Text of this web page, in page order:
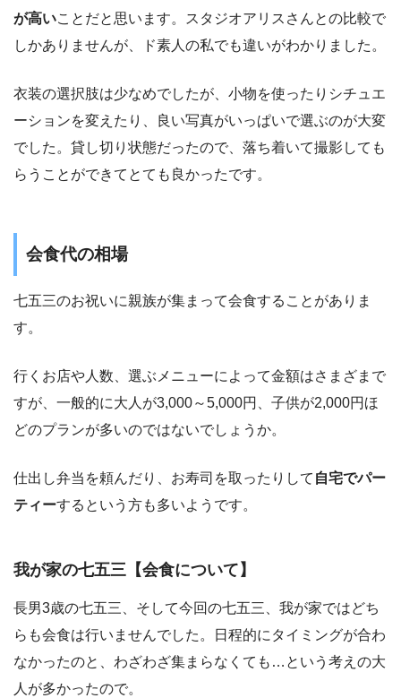
が高いことだと思います。スタジオアリスさんとの比較で
しかありませんが、ド素人の私でも違いがわかりました。
衣装の選択肢は少なめでしたが、小物を使ったりシチュエ
ーションを変えたり、良い写真がいっぱいで選ぶのが大変
でした。貸し切り状態だったので、落ち着いて撮影しても
らうことができてとても良かったです。
会食代の相場
七五三のお祝いに親族が集まって会食することがありま
す。
行くお店や人数、選ぶメニューによって金額はさまざまで
すが、一般的に大人が3,000～5,000円、子供が2,000円ほ
どのプランが多いのではないでしょうか。
仕出し弁当を頼んだり、お寿司を取ったりして 自宅でパー
ティーするという方も多いようです。
我が家の七五三【会食について】
長男3歳の七五三、そして今回の七五三、我が家ではどち
らも会食は行いませんでした。日程的にタイミングが合わ
なかったのと、わざわざ集まらなくても…という考えの大
人が多かったので。